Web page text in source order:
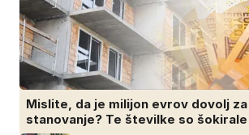
Mislite, da je milijon evrov dovolj
stanovanje? Te številke so